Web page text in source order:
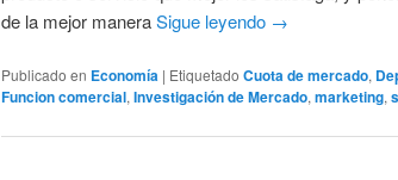
de la mejor maneraSigue leyendo →
Publicado en Economía | Etiquetado Cuota de mercado,
Funcion comercial, Investigación de Mercado, marketing,